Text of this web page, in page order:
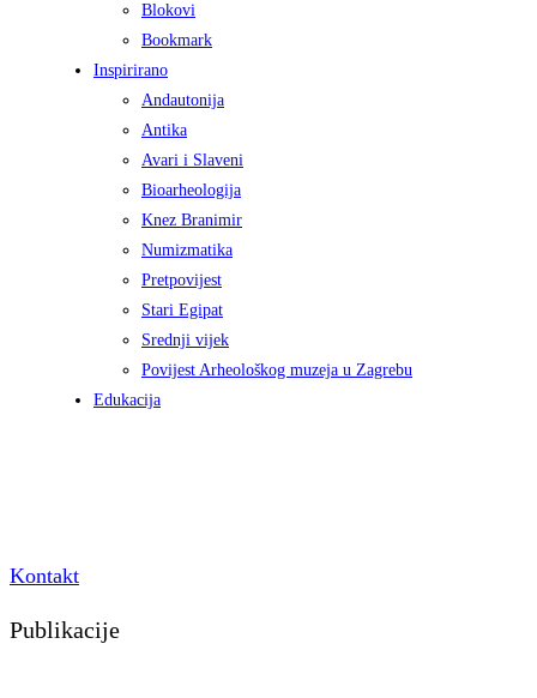
Blokovi
Bookmark
Inspirirano
Andautonija
Antika
Avari i Slaveni
Bioarheologija
Knez Branimir
Numizmatika
Pretpovijest
Stari Egipat
Srednji vijek
Povijest Arheološkog muzeja u Zagrebu
Edukacija
Kontakt
Publikacije